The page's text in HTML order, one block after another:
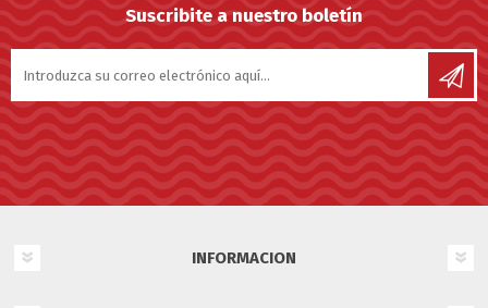
Suscribite a nuestro boletín
INFORMACION